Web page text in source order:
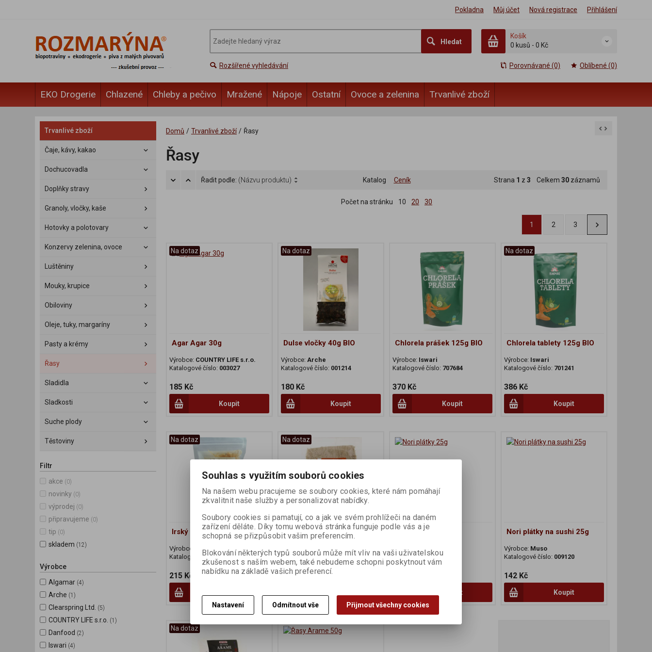
Pokladna Můj účet Nová registrace Přihlášení
Hledat
Košík
0 kusů - 0 Kč
Rozšířené vyhledávání Porovnávané (0) Oblíbené (0)
EKO Drogerie Chlazené Chleby a pečivo Mražené Nápoje Ostatní Ovoce a zelenina Trvanlivé zboží
Trvanlivé zboží
Čaje, kávy, kakao
Dochucovadla
Doplňky stravy
Granoly, vločky, kaše
Hotovky a polotovary
Konzervy zelenina, ovoce
Luštěniny
Mouky, krupice
Obiloviny
Oleje, tuky, margaríny
Pasty a krémy
Řasy
Sladidla
Sladkosti
Suche plody
Těstoviny
Filtr
akce (0)
novinky (0)
výprodej (0)
připravujeme (0)
tip (0)
skladem (12)
Výrobce
Algamar (4)
Arche (1)
Clearspring Ltd. (5)
COUNTRY LIFE s.r.o. (1)
Danfood (2)
Iswari (4)
Domů / Trvanlivé zboží / Řasy
Řasy
Řadit podle: (Názvu produktu) Katalog Ceník Strana 1 z 3 Celkem 30 záznamů
Počet na stránku 10 20 30
1 2 3
Na dotaz
Agar Agar 30g
Výrobce: COUNTRY LIFE s.r.o.
Katalogové číslo: 003027
185 Kč
Koupit
Na dotaz
Dulse vločky 40g BIO
Výrobce: Arche
Katalogové číslo: 001214
180 Kč
Koupit
Chlorela prášek 125g BIO
Výrobce: Iswari
Katalogové číslo: 707684
370 Kč
Koupit
Na dotaz
Chlorela tablety 125g BIO
Výrobce: Iswari
Katalogové číslo: 701241
386 Kč
Koupit
Na dotaz
Irský mech 100g
Výrobce:
Lahodnosti
Katalogové číslo:005690
215 Kč
Na dotaz
Kombu Tororo 25g
Výrobce: TerraSana
Katalogové číslo:006663
140 Kč
Nori plátky 25g
Výrobce:
Muso
Katalogové číslo:004401
Koupit
Nori plátky na sushi 25g
Výrobce: Muso
Katalogové číslo: 009120
142 Kč
Koupit
Na dotaz
Souhlas s využitím souborů cookies
Na našem webu pracujeme se soubory cookies, které nám pomáhají
zkvalitnit naše služby a personalizovat nabídky.
Soubory cookies si pamatují, co a jak ve svém prohlížeči na daném
zařízení děláte. Díky tomu webová stránka funguje podle vás a je
schopná se přizpůsobit vašim preferencím.
Blokování některých typů souborů může mít vliv na vaši uživatelskou
zkušenost s naším webem, také nebudeme schopni poskytnout vám
nabídku na základě vašich preferencí.
Nastavení Odmítnout vše Přijmout všechny cookies